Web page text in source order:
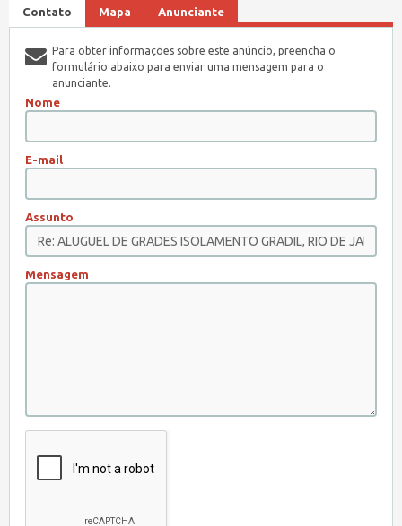
Contato Mapa Anunciante
Para obter informações sobre este anúncio, preencha o
formulário abaixo para enviar uma mensagem para o
anunciante.
Nome
E-mail
Assunto
Mensagem